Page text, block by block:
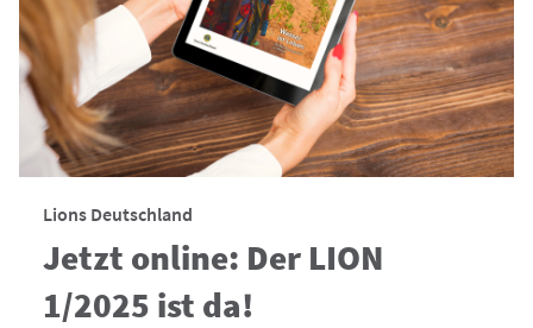
Lions Deutschland
Jetzt online: Der LION
1/2025 ist da!